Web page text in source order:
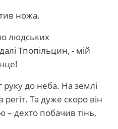
ножа.
людських
Тпопільцин, - мій
руку до неба. На землі
Та дуже скоро він
– дехто побачив тінь,